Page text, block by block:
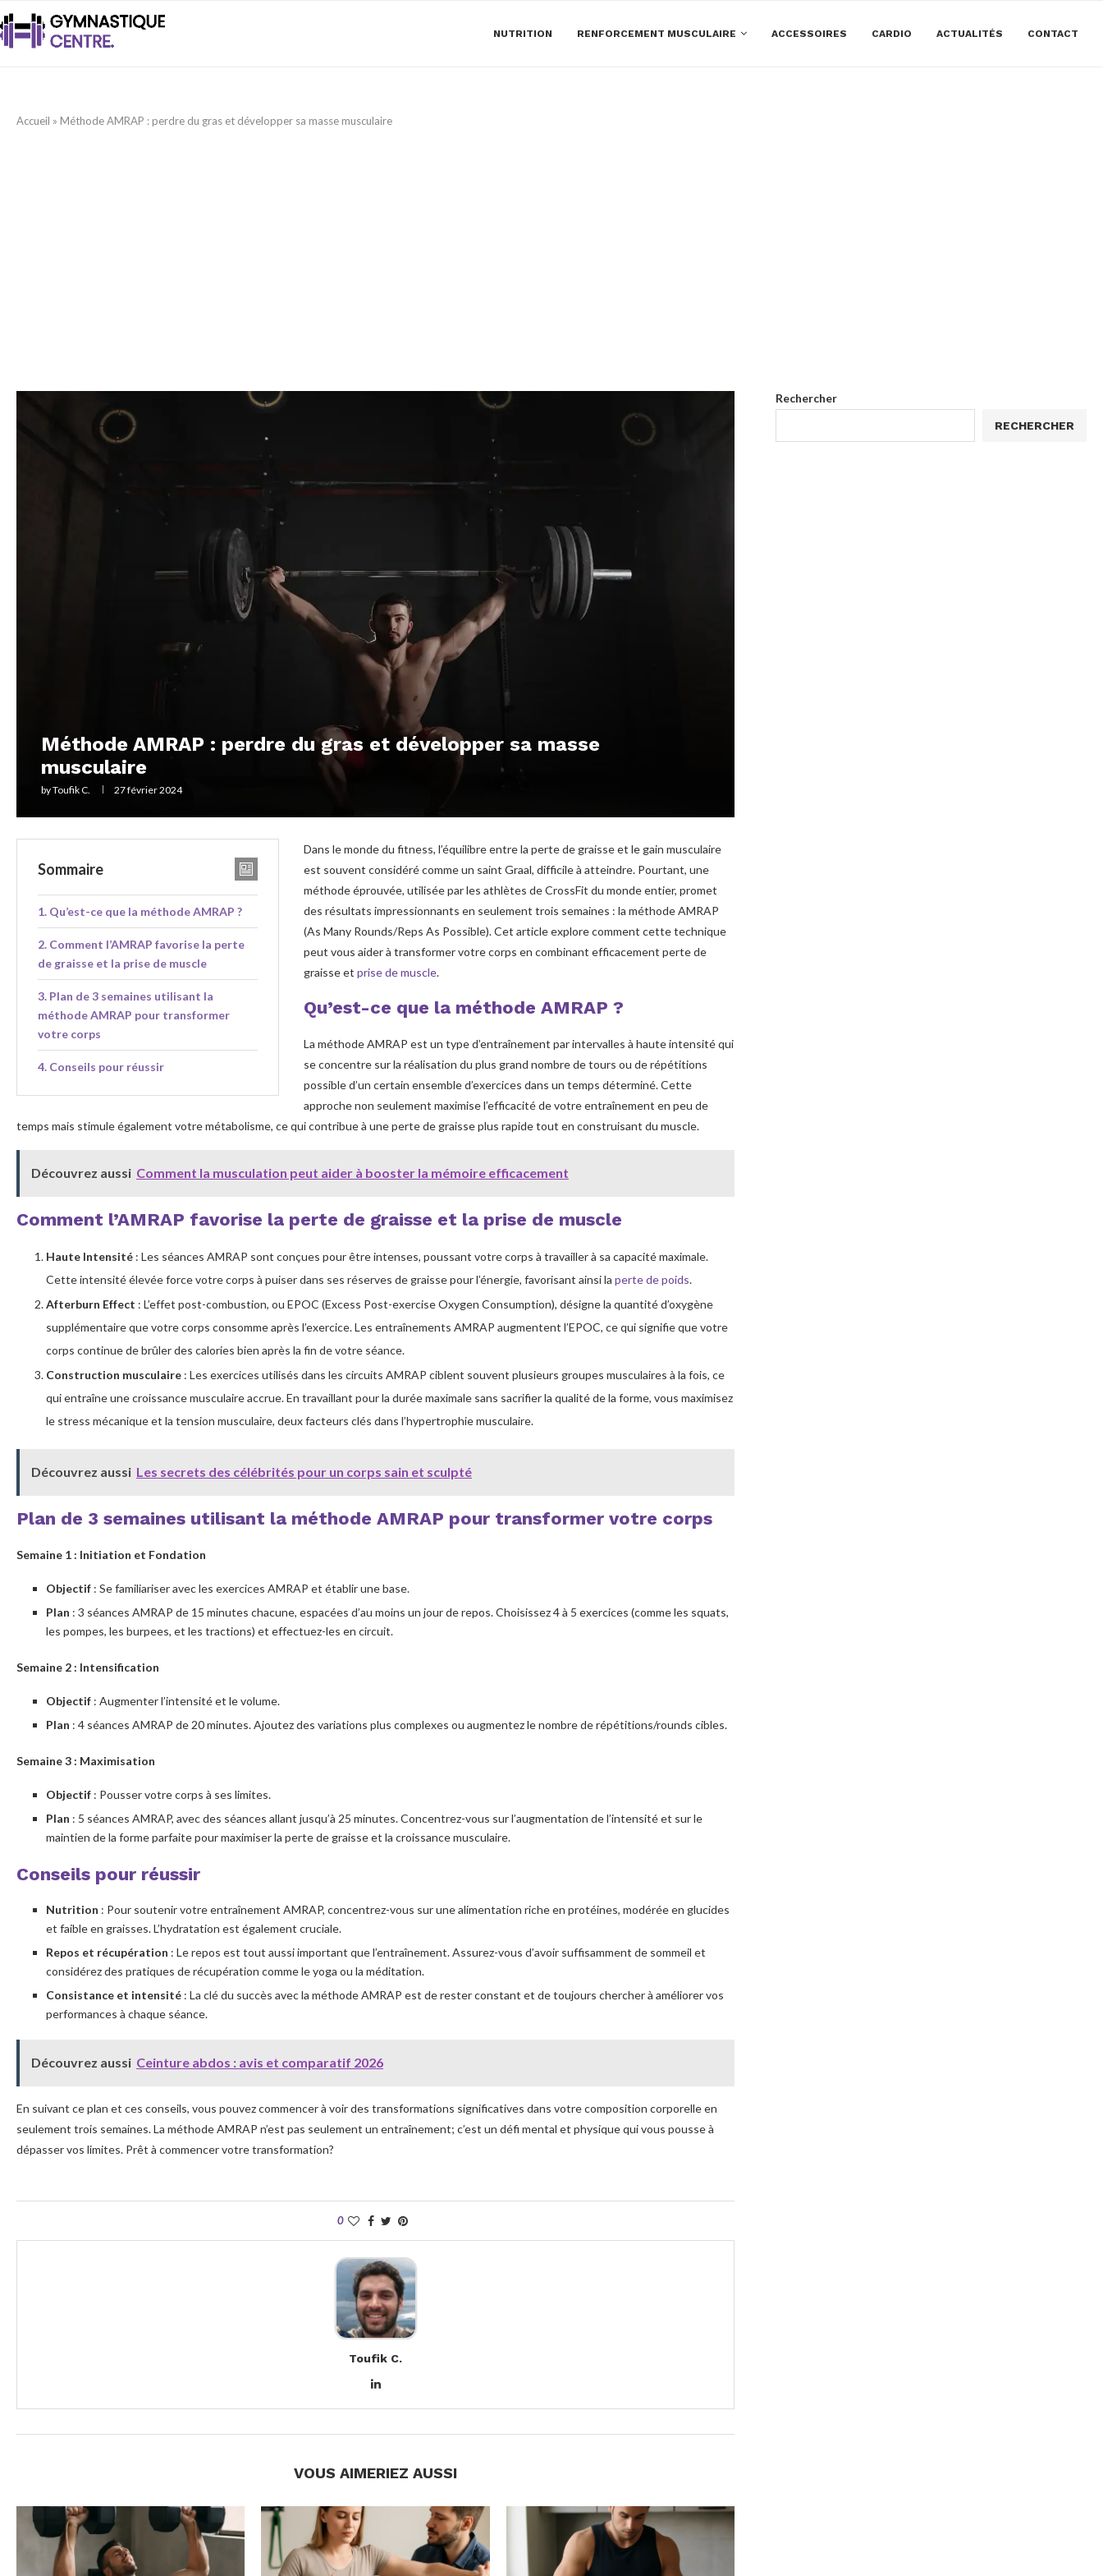
NUTRITION RENFORCEMENT MUSCULAIRE ACCESSOIRES CARDIO ACTUALITÉS CONTACT
Accueil » Méthode AMRAP : perdre du gras et développer sa masse musculaire
Méthode AMRAP : perdre du gras et développer sa masse
musculaire
byToufik C. 27 février 2024
Sommaire
Qu’est-ce que la méthode AMRAP ?
Comment l’AMRAP favorise la perte
de graisse et la prise de muscle
Plan de 3 semaines utilisant la
méthode AMRAP pour transformer
votre corps
Conseils pour réussir
Dans le monde du fitness, l’équilibre entre la perte de graisse et le gain musculaire
est souvent considéré comme un saint Graal, difficile à atteindre. Pourtant, une
méthode éprouvée, utilisée par les athlètes de CrossFit du monde entier, promet
des résultats impressionnants en seulement trois semaines : la méthode AMRAP
(As Many Rounds/Reps As Possible). Cet article explore comment cette technique
peut vous aider à transformer votre corps en combinant efficacement perte de
graisse et prise de muscle.
Qu’est-ce que la méthode AMRAP ?
La méthode AMRAP est un type d’entraînement par intervalles à haute intensité qui
se concentre sur la réalisation du plus grand nombre de tours ou de répétitions
possible d’un certain ensemble d’exercices dans un temps déterminé. Cette
approche non seulement maximise l’efficacité de votre entraînement en peu de
temps mais stimule également votre métabolisme, ce qui contribue à une perte de graisse plus rapide tout en construisant du muscle.
Découvrez aussi Comment la musculation peut aider à booster la mémoire efficacement
Comment l’AMRAP favorise la perte de graisse et la prise de muscle
Haute Intensité : Les séances AMRAP sont conçues pour être intenses, poussant votre corps à travailler à sa capacité maximale.
Cette intensité élevée force votre corps à puiser dans ses réserves de graisse pour l’énergie, favorisant ainsi la perte de poids.
Afterburn Effect : L’effet post-combustion, ou EPOC (Excess Post-exercise Oxygen Consumption), désigne la quantité d’oxygène
supplémentaire que votre corps consomme après l’exercice. Les entraînements AMRAP augmentent l’EPOC, ce qui signifie que votre
corps continue de brûler des calories bien après la fin de votre séance.
Construction musculaire : Les exercices utilisés dans les circuits AMRAP ciblent souvent plusieurs groupes musculaires à la fois, ce
qui entraîne une croissance musculaire accrue. En travaillant pour la durée maximale sans sacrifier la qualité de la forme, vous maximisez
le stress mécanique et la tension musculaire, deux facteurs clés dans l’hypertrophie musculaire.
Découvrez aussi Les secrets des célébrités pour un corps sain et sculpté
Plan de 3 semaines utilisant la méthode AMRAP pour transformer votre corps
Semaine 1 : Initiation et Fondation
Objectif : Se familiariser avec les exercices AMRAP et établir une base.
Plan : 3 séances AMRAP de 15 minutes chacune, espacées d’au moins un jour de repos. Choisissez 4 à 5 exercices (comme les squats,
les pompes, les burpees, et les tractions) et effectuez-les en circuit.
Semaine 2 : Intensification
Objectif : Augmenter l’intensité et le volume.
Plan : 4 séances AMRAP de 20 minutes. Ajoutez des variations plus complexes ou augmentez le nombre de répétitions/rounds cibles.
Semaine 3 : Maximisation
Objectif : Pousser votre corps à ses limites.
Plan : 5 séances AMRAP, avec des séances allant jusqu’à 25 minutes. Concentrez-vous sur l’augmentation de l’intensité et sur le
maintien de la forme parfaite pour maximiser la perte de graisse et la croissance musculaire.
Conseils pour réussir
Nutrition : Pour soutenir votre entraînement AMRAP, concentrez-vous sur une alimentation riche en protéines, modérée en glucides
et faible en graisses. L’hydratation est également cruciale.
Repos et récupération : Le repos est tout aussi important que l’entraînement. Assurez-vous d’avoir suffisamment de sommeil et
considérez des pratiques de récupération comme le yoga ou la méditation.
Consistance et intensité : La clé du succès avec la méthode AMRAP est de rester constant et de toujours chercher à améliorer vos
performances à chaque séance.
Découvrez aussi Ceinture abdos : avis et comparatif 2026
En suivant ce plan et ces conseils, vous pouvez commencer à voir des transformations significatives dans votre composition corporelle en
seulement trois semaines. La méthode AMRAP n’est pas seulement un entraînement; c’est un défi mental et physique qui vous pousse à
dépasser vos limites. Prêt à commencer votre transformation?
0
Toufik C.
VOUS AIMERIEZ AUSSI
Rechercher
RECHERCHER